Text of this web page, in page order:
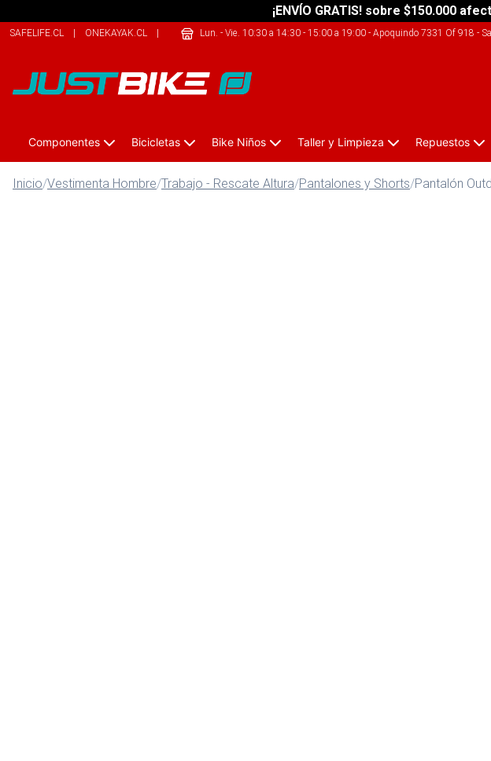
¡ENVÍO GRATIS! sobre $150.000
SAFELIFE.CL | ONEKAYAK.CL | 209SPORTS.CL
Lun. - Vie. 10:30 a 14:30 - 15:00 a 19:00- Apoquindo 7331 Of 918 -
Componentes Bicicletas Bike Niños Taller y Limpieza Repuestos
Inicio/Vestimenta Hombre/Trabajo - Rescate Altura/Pantalones y Shorts/Pantalón